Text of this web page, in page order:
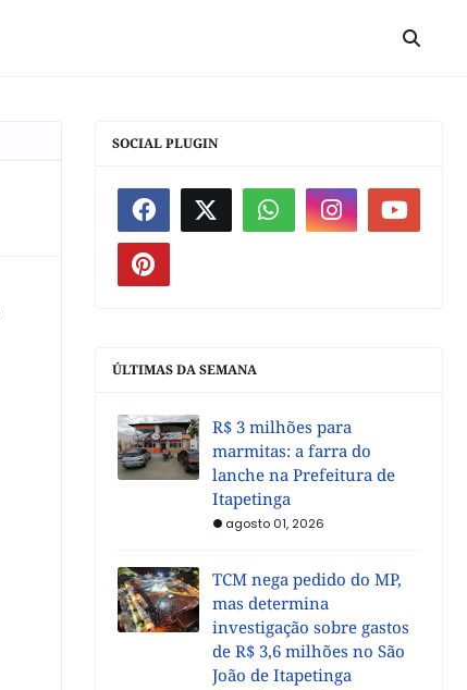
SOCIAL PLUGIN
ÚLTIMAS DA SEMANA
R$ 3 milhões para
marmitas: a farra do
lanche na Prefeitura de
Itapetinga
agosto 01, 2026
TCM nega pedido do MP,
mas determina
investigação sobre gastos
de R$ 3,6 milhões no São
João de Itapetinga